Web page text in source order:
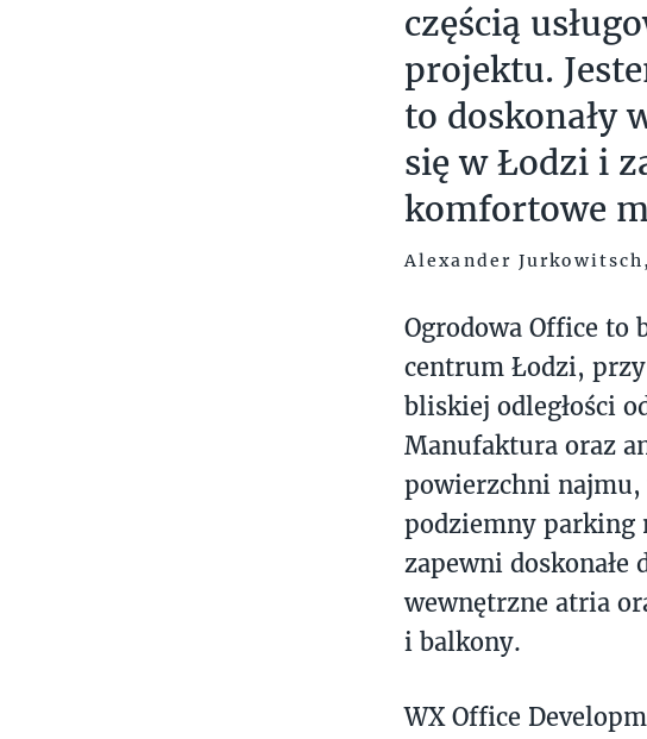
częścią
projektu.
to doskonały
się w Łodzi i
komfortowe
Alexander
Ogrodowa Office to
centrum Łodzi,
bliskiej odległości
Manufaktura oraz
powierzchni
podziemny parking
zapewni
wewnętrzne atria
i balkony.
WX Office